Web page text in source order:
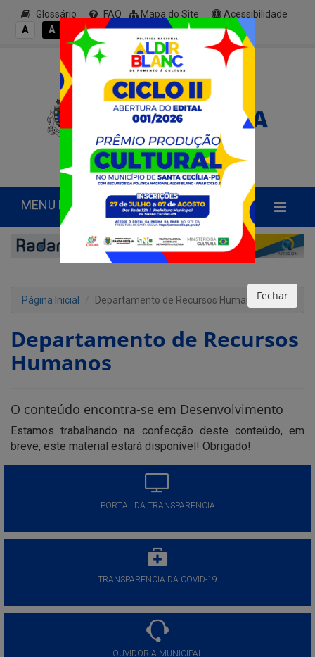
Glossário FAQ Mapa do Site
Acessibilidade
A
A A A+
MENU PRINCIPAL
Página Inicial Departamento de Recursos Humanos
Departamento de Recursos
Humanos
O conteúdo encontra-se em Desenvolvimento
Estamos trabalhando na confecção deste conteúdo, em
breve, este material estará disponível! Obrigado!
PORTAL DA TRANSPARÊNCIA
TRANSPARÊNCIA DA COVID-19
OUVIDORIA MUNICIPAL
Fechar